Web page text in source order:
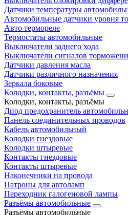
Датчики температуры
Автомобильные датчики уровня
Авто термореле
Термостаты автомобильные
Выключатели заднего хода
Выключатели сигналов
Датчики давления масла
Датчики различного назначения
Зеркала боковые
Колодки, контакты, разъёмы
Колодки, контакты, разъёмы
Диод предохранитель
Панель соединительных проводов
Кабель автомобильный
Колодки гнездовые
Колодки штыревые
Контакты гнездовые
Контакты штыревые
Наконечники на провода
Патроны для автоламп
Переходник галогеновой лампы
Разъёмы автомобильные
Разъёмы автомобильные